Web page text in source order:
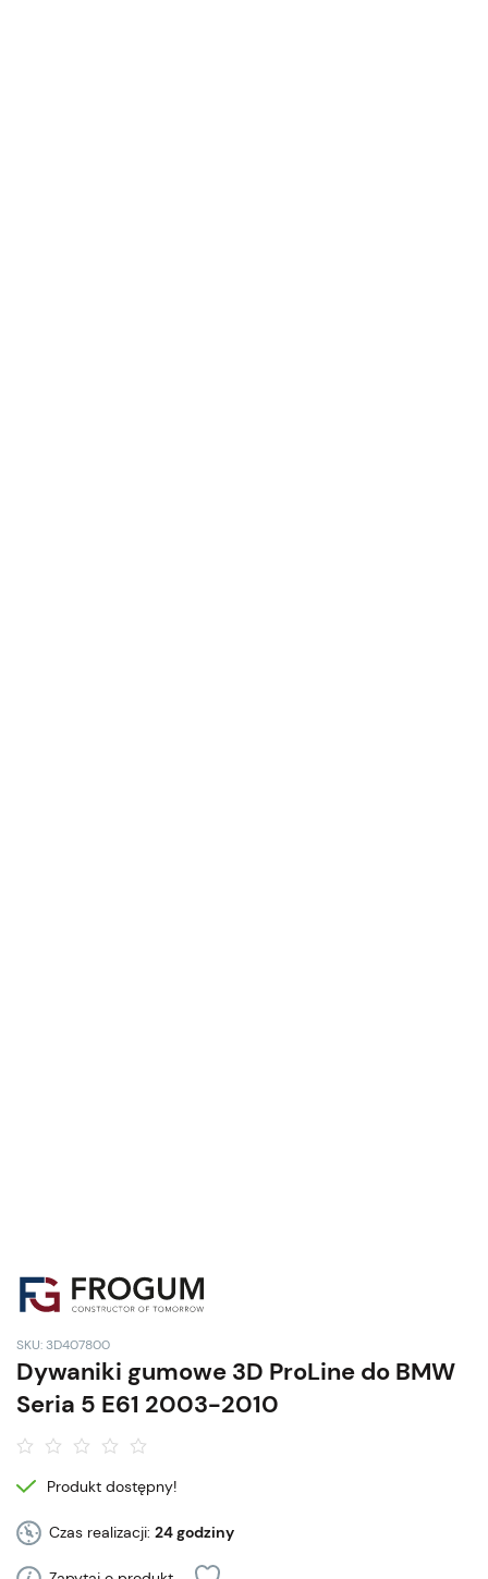
SKU: 3D407800
Dywaniki gumowe 3D ProLine do BMW
Seria 5 E61 2003-2010
Produkt dostępny!
Czas realizacji: 24 godziny